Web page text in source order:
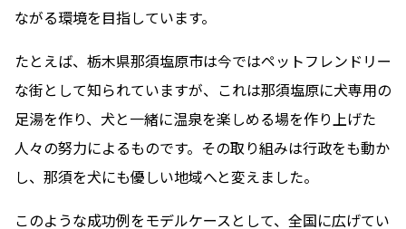
ながる環境を目指しています。
たとえば、栃木県那須塩原市は今ではペットフレンドリー
な街として知られていますが、これは那須塩原に犬専用の
足湯を作り、犬と一緒に温泉を楽しめる場を作り上げた
人々の努力によるものです。その取り組みは行政をも動か
し、那須を犬にも優しい地域へと変えました。
このような成功例をモデルケースとして、全国に広げてい